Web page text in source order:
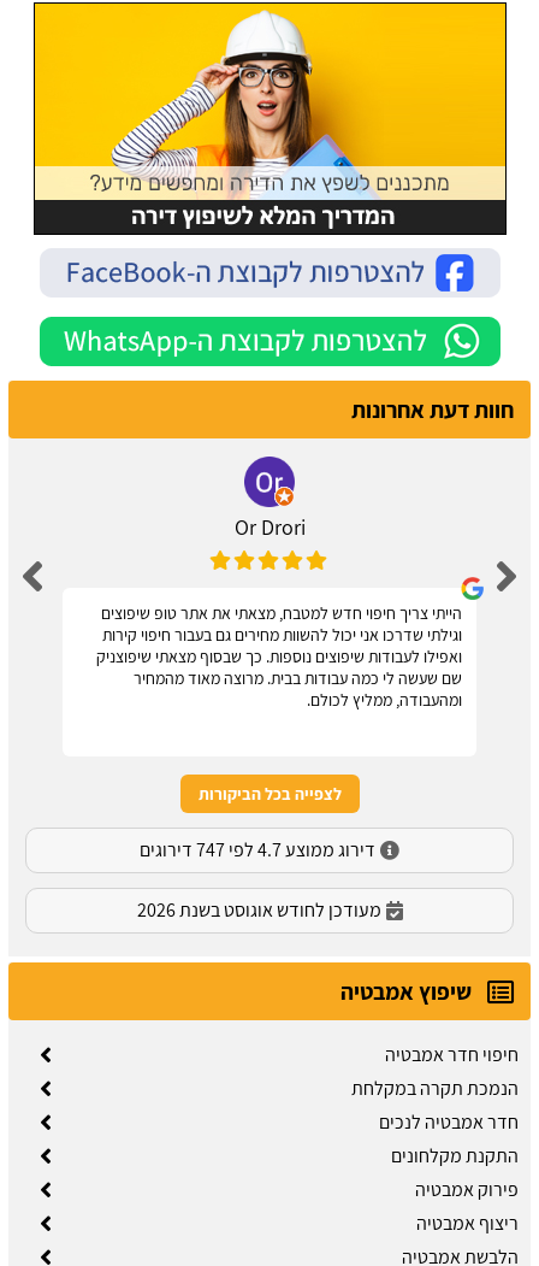
חוות דעת אחרונות
Or Drori
הייתי צריך חיפוי חדש למטבח, מצאתי את אתר טופ שיפוצים
וגילתי שדרכו אני יכול להשוות מחירים גם בעבור חיפוי קירות
ואפילו לעבודות שיפוצים נוספות. כך שבסוף מצאתי שיפוצניק
שם שעשה לי כמה עבודות בבית. מרוצה מאוד מהמחיר
ומהעבודה, ממליץ לכולם.
לצפייה בכל הביקורות
דירוג ממוצע 4.7 לפי 747 דירוגים
מעודכן לחודש אוגוסט בשנת 2026
שיפוץ אמבטיה
חיפוי חדר אמבטיה
הנמכת תקרה במקלחת
חדר אמבטיה לנכים
התקנת מקלחונים
פירוק אמבטיה
ריצוף אמבטיה
הלבשת אמבטיה